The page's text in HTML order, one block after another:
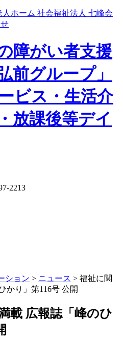
ホーム 社会福祉法人 七峰会
障がい者支援
前グループ」
ビス・生活介
放課後等デイ
2213
ション > ニュース > 福祉に関
かり」第116号 公開
載 広報誌「峰のひ